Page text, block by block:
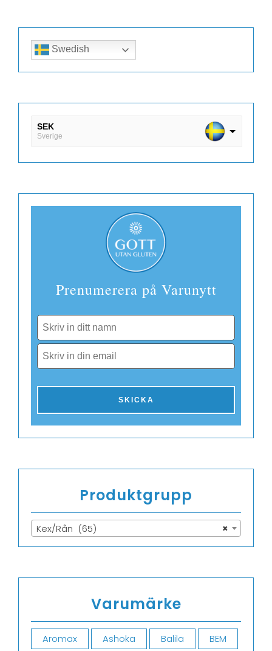
Swedish
SEK
Sverige
EUR
Prenumerera på Varunytt
Produktgrupp
×
Kex/Rån (65)
Varumärke
Aromax Ashoka Balila
BEM